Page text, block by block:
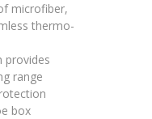
microfiber,
thermo-
provides
range
box